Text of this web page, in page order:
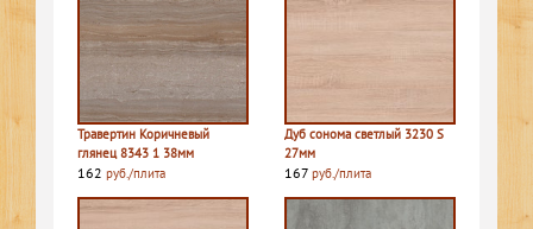
Травертин Коричневый
глянец 8343 1 38мм
162 руб./плита
Дуб сонома светлый 3230 S
27мм
167 руб./плита